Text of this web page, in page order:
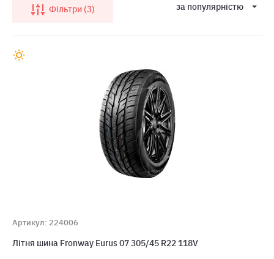
Фільтри 3 за популярнiстю
Артикул: 224006
Лiтня шина Fronway Eurus 07 305/45 R22 118V